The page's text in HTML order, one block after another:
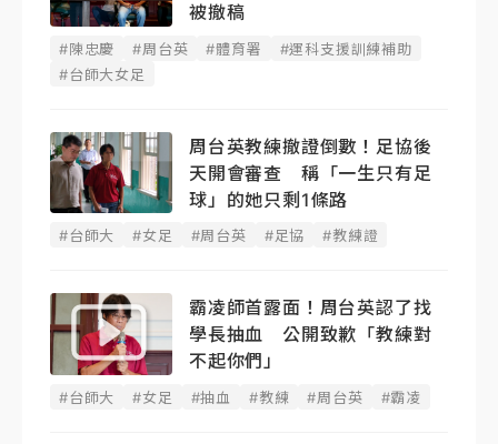
被撤稿
#陳忠慶 #周台英 #體育署
#運科支援訓練補助
#台師大女足
周台英教練撤證倒數！足協後
天開會審查 稱「一生只有足
球」的她只剩1條路
#台師大 #女足 #周台英 #足協 #教練證
霸凌師首露面！周台英認了找
學長抽血 公開致歉「教練對
不起你們」
#台師大 #女足 #抽血 #教練 #周台英 #霸凌